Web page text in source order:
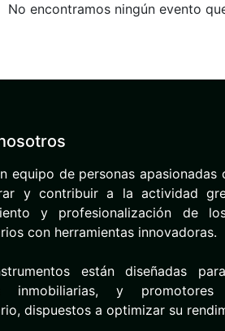
No encontramos ningún evento
equipo de personas apasionadas
y contribuir a la actividad
y profesionalización de
con herramientas innovadoras.
están diseñadas
inmobiliarias, y
dispuestos a optimizar su